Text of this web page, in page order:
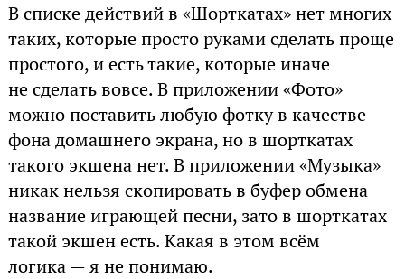
В списке действий в «Шорткатах» нет многих
таких, которые просто руками сделать проще
простого, и есть такие, которые иначе
не сделать вовсе. В приложении «Фото»
можно поставить любую фотку в качестве
фона домашнего экрана, но в шорткатах
такого экшена нет. В приложении «Музыка»
никак нельзя скопировать в буфер обмена
название играющей песни, зато в шорткатах
такой экшен есть. Какая в этом всём
логика — я не понимаю.